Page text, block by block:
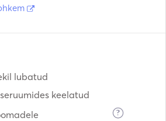
lubatud
keelatud
?